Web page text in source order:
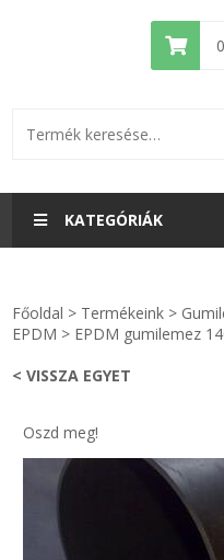
0
KATEGÓRIÁK
KULCSTARTÓ - KULCSKARIKA
IPARI KARIMA TÖMÍTÉS
Főoldal > Termékeink >
EPDM > EPDM gumilemez
< VISSZA EGYET
Oszd meg!